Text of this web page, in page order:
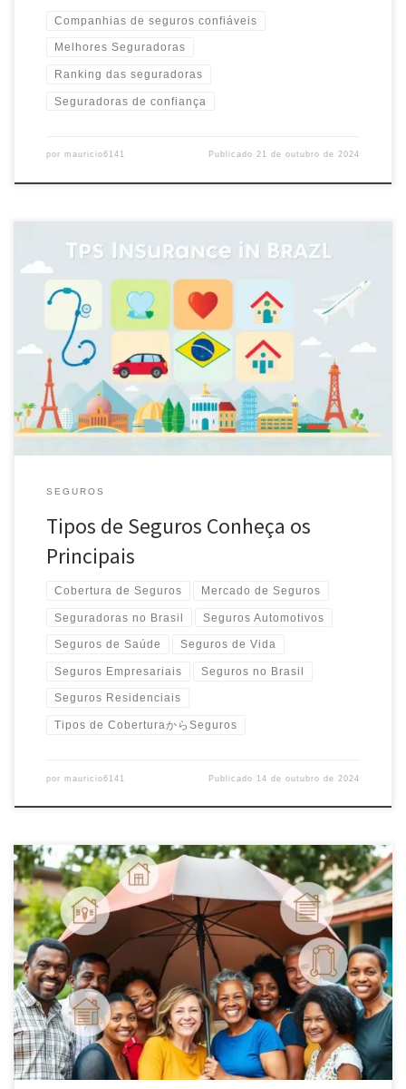
Companhias de seguros confiáveis
Melhores Seguradoras
Ranking das seguradoras
Seguradoras de confiança
por mauricio6141 Publicado21 de outubro de 2024
Descubra os principais tipos de seguros disponíveis no Brasil e
proteja o que mais importa. Conheça as opções e escolha o
melhor para você e sua família.
SEGUROS
Tipos de Seguros Conheça os
Principais
Cobertura de Seguros Mercado de Seguros
Seguradoras no Brasil Seguros Automotivos
Seguros de Saúde Seguros de Vida
Seguros Empresariais Seguros no Brasil
Seguros Residenciais
Tipos de CoberturaからSeguros
por mauricio6141 Publicado 14 de outubro de 2024
Descubra como os microsseguros podem oferecer proteção
financeira acessível para você e sua família. Conheça as vantagens
e coberturas disponíveis nessa modalidade de seguro.